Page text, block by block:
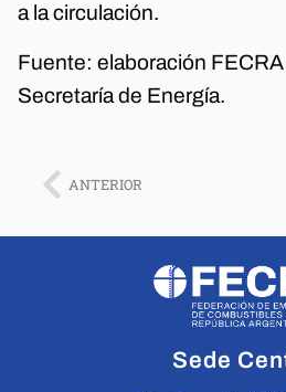
a la circulación.
Fuente: elaboración
Secretaría de Energía.
ANTERIOR
Sede